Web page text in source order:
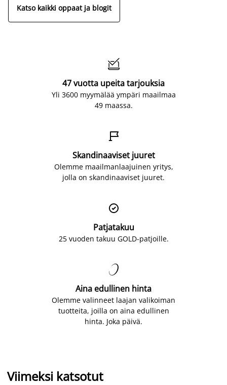
Katso kaikki oppaat ja blogit

47 vuotta upeita tarjouksia
Yli 3600 myymälää ympäri maailmaa
49 maassa.

Skandinaaviset juuret
Olemme maailmanlaajuinen yritys,
jolla on skandinaaviset juuret.

Patjatakuu
25 vuoden takuu GOLD-patjoille.

Aina edullinen hinta
Olemme valinneet laajan valikoiman
tuotteita, joilla on aina edullinen
hinta. Joka päivä.
Viimeksi katsotut